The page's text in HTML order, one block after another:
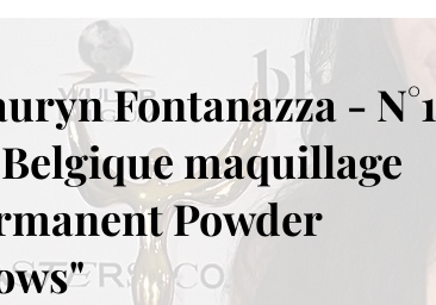
Fontanazza - N°1
maquillage
Powder